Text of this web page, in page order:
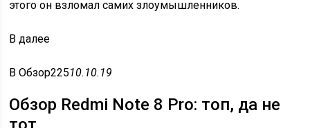
этого он взломал самих злоумышленников.
Вдалее
ВОбзор22510.10.19
Обзор Redmi Note 8 Pro: топ, да не